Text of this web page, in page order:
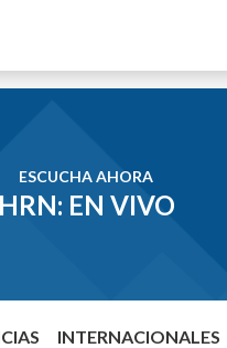
ESCUCHA AHORA
HRN: EN VIVO
INTERNACIONALES